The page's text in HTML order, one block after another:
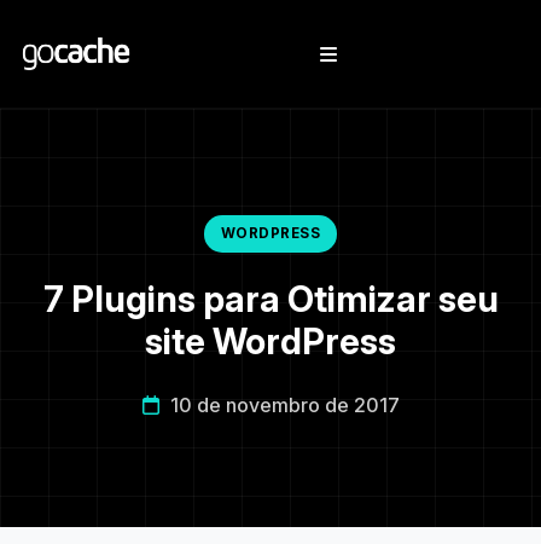
WORDPRESS
7 Plugins para Otimizar seu
site WordPress
10 de novembro de 2017